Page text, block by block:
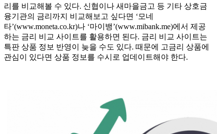
리를 비교해볼 수 있다. 신협이나 새마을금고 등 기타 상호금
융기관의 금리까지 비교해보고 싶다면 ‘모네
타’(www.moneta.co.kr)나 ‘마이뱅’(www.mibank.me)에서 제공
하는 금리 비교 사이트를 활용하면 된다. 금리 비교 사이트는
특판 상품 정보 반영이 늦을 수도 있다. 때문에 고금리 상품에
관심이 있다면 상품 정보를 수시로 업데이트해야 한다.